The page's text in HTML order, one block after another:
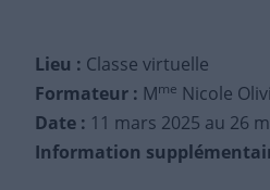
Lieu : Classe virtuelle
Formateur : Mme Nicole
Date : 11 mars 2025 au 26
Information